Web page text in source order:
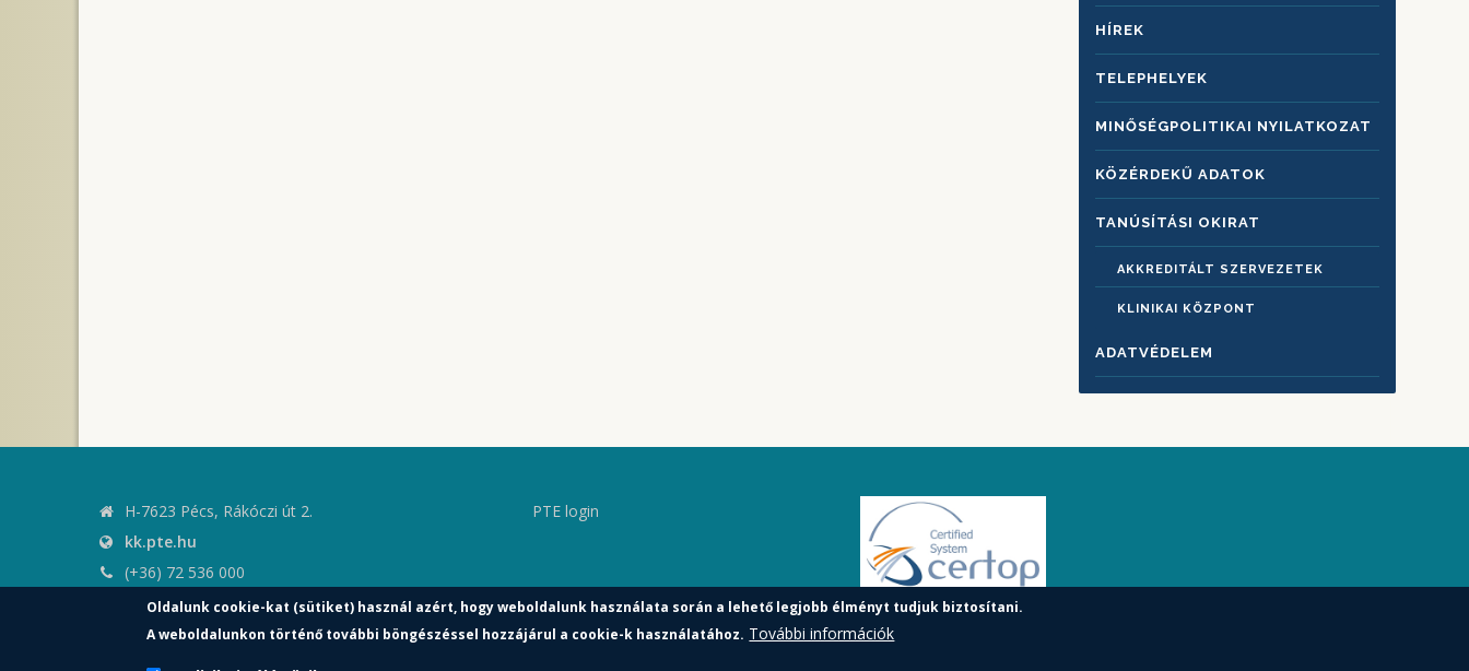
HÍREK
TELEPHELYEK
MINŐSÉGPOLITIKAI NYILATKOZAT
KÖZÉRDEKŰ ADATOK
TANÚSÍTÁSI OKIRAT
AKKREDITÁLT SZERVEZETEK
KLINIKAI KÖZPONT
ADATVÉDELEM
H-7623 Pécs, Rákóczi út 2.
kk.pte.hu
(+36) 72 536 000
kk.elnoki.hivatal@pte.hu
pte.hu
PTE login
Oldalunk cookie-kat (sütiket) használ azért, hogy weboldalunk használata során a lehető legjobb élményt tudjuk biztosítani.
A weboldalunkon történő további böngészéssel hozzájárul a cookie-k használatához. További információk